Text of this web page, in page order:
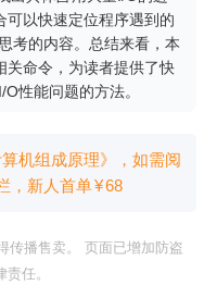
可以快速定位程序遇到的
考的内容。总结来看，本
关命令，为读者提供了快
性能问题的方法。
机组成原理》，如需阅
，新⼈⾸单¥68
传播售卖。 页面已增加防盗
任。